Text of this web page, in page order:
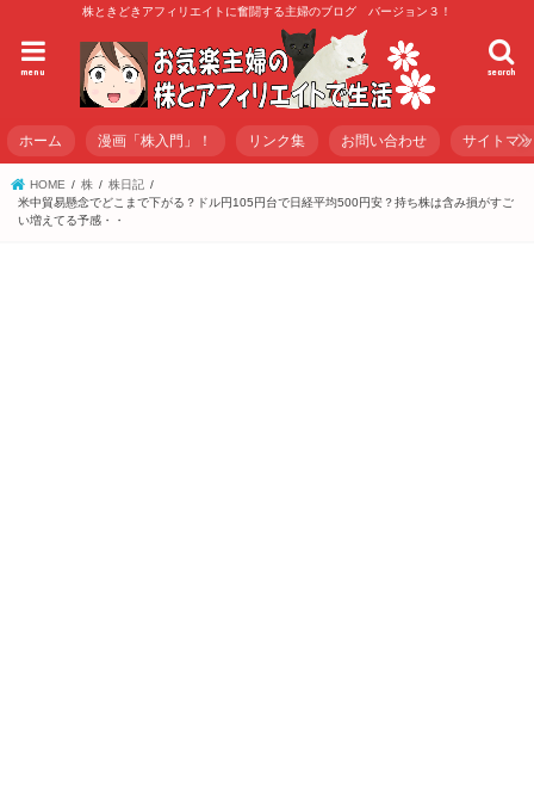
株ときどきアフィリエイトに奮闘する主婦のブログ バージョン３！
search
menu
ホーム 漫画「株入門」！ リンク集 お問い合わせ サイトマ
HOME 株
株日記
米中貿易懸念でどこまで下がる？ドル円105円台で日経平均500円安？持ち株は含み損がすご
い増えてる予感・・